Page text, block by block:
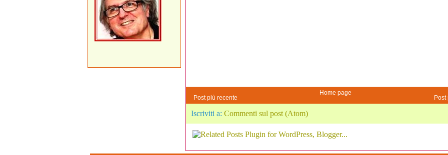
Post più recente Post
Home page
Iscriviti a: Commenti sul post (Atom)